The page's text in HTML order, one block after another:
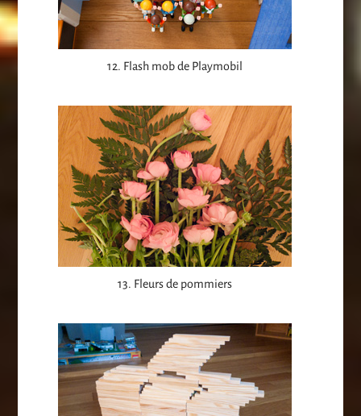
12. Flash mob de Playmobil
13. Fleurs de pommiers